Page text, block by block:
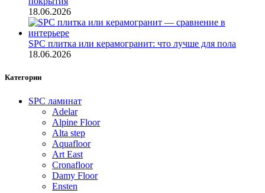
18.06.2026
SPC плитка или керамогранит: что лучше для пола
18.06.2026
Категории
SPC ламинат
Adelar
Alpine Floor
Alta step
Aquafloor
Art East
Cronafloor
Damy Floor
Ensten